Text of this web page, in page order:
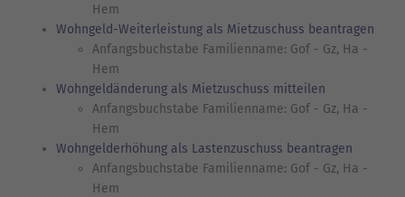
Hem
Wohngeld-Weiterleistung als Mietzuschuss beantragen
Anfangsbuchstabe Familienname: Gof - Gz, Ha -
Hem
Wohngeldänderung als Mietzuschuss mitteilen
Anfangsbuchstabe Familienname: Gof - Gz, Ha -
Hem
Wohngelderhöhung als Lastenzuschuss beantragen
Anfangsbuchstabe Familienname: Gof - Gz, Ha -
Hem